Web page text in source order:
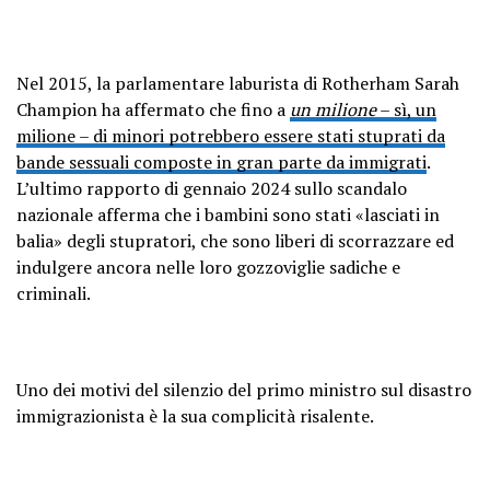
Nel 2015, la parlamentare laburista di Rotherham Sarah
Champion ha affermato che fino a un milione– sì, un
milione – di minori potrebbero essere stati stuprati da
bande sessuali composte in gran parte da immigrati.
L’ultimo rapporto di gennaio 2024 sullo scandalo
nazionale afferma che i bambini sono stati «lasciati in
balia» degli stupratori, che sono liberi di scorrazzare ed
indulgere ancora nelle loro gozzoviglie sadiche e
criminali.
Uno dei motivi del silenzio del primo ministro sul disastro
immigrazionista è la sua complicità risalente.